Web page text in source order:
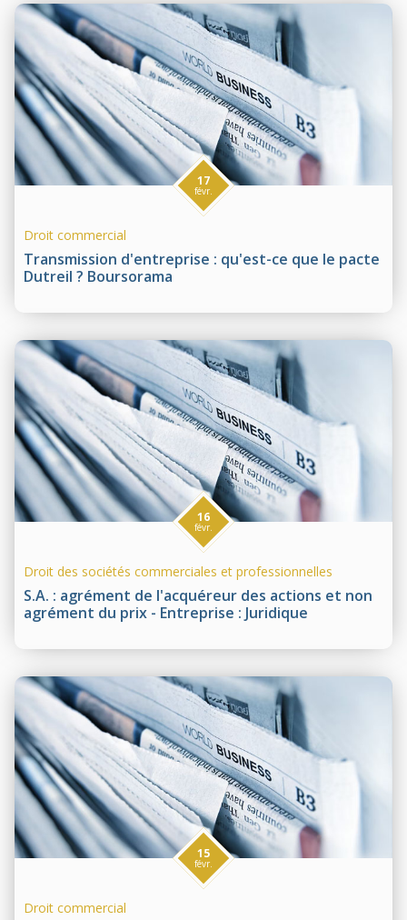
Transmission d'entreprise : qu'est-ce que le pacte
Dutreil ? Boursorama
17
févr.
Droit commercial
S.A. : agrément de l'acquéreur des actions et non
agrément du prix - Entreprise : Juridique
16
févr.
Droit des sociétés commerciales et professionnelles
15
févr.
Droit commercial